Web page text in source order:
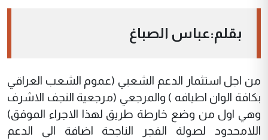
بقلم:عباس الصباغ
من اجل استثمار الدعم الشعبي (عموم الشعب العراقي
بكافة الوان اطيافه ) والمرجعي (مرجعية النجف الاشرف
وهي اول من وضع خارطة طريق لهذا الاجراء الموفق)
اللامحدود لصولة الفجر الناجحة اضافة الى الدعم